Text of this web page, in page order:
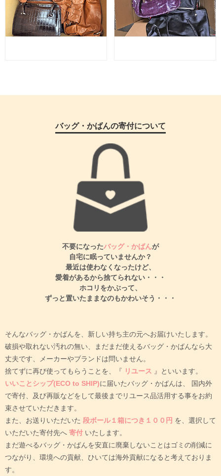
バッグ・かばんの寄付について
不要になったバッグ・かばんが
自宅に眠っていませんか？
最近は使わなくなったけど、
愛着があるから捨てられない・・・
ホコリをかぶって、
ずっと置いたままなのもかわいそう・・・
そんなバッグ・かばんを、新しい持ち主の元へお届けいたします。
破損や取れない汚れの無い、まだまだ使えるバッグ・かばんなら大
丈夫です、メーカーやブランドは問いません。
捨てずに再び使ってもらうことを、『 リユース 』といいます。
いいことシップ(ECO to SHIP)に届いたバッグ・かばんは、
国内外
で寄付、及び再販などをして最後までリユース品活用する事をお約
束させていただきます。
また、お送りいただいた 段ボール１箱につき１００円 を、選択して
いただいた寄付先へ 寄付 いたします。
まだ遊べるバッグ・かばんを安直に廃棄しないことはゴミの削減に
つながり、環境への貢献、ひいては海外貢献になると考えておりま
す。